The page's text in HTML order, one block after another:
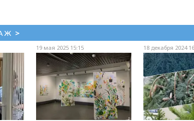
>
19 мая 2025 15:15 18 декабря 2024